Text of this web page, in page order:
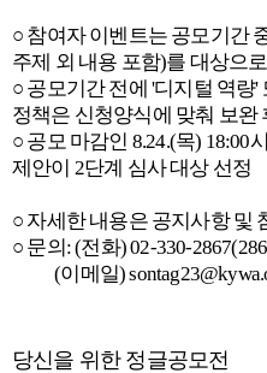
○ 참여자 이벤트는 공모기간
주제 외 내용 포함)를 대상으
○ 공모기간 전에 '디지털 역량
정책은 신청양식에 맞춰 보완
○ 공모 마감인 8.24.(목) 18:00
제안이 2단계 심사 대상 선정
○ 자세한 내용은 공지사항 및
○ 문의: (전화) 02-330-
(이메일)
당신을 위한 정글공모전